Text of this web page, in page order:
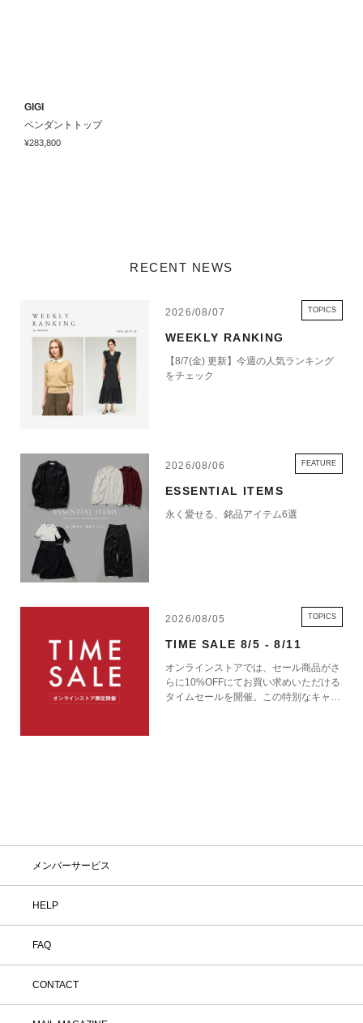
GIGI
ペンダントトップ
¥283,800
RECENT NEWS
2026/08/07 TOPICS
WEEKLY RANKING
【8/7(金) 更新】今週の人気ランキング
をチェック
2026/08/06 FEATURE
ESSENTIAL ITEMS
永く愛せる、銘品アイテム6選
2026/08/05 TOPICS
TIME SALE 8/5 - 8/11
オンラインストアでは、セール商品がさ
らに10%OFFにてお買い求めいただける
タイムセールを開催。この特別なキャン
メンバーサービス
HELP
FAQ
CONTACT